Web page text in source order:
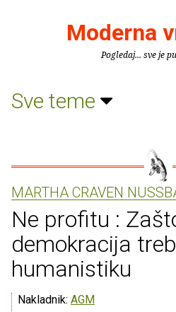
Moderna
Pogledaj... sve je
Sve teme
MARTHA CRAVEN
Ne profitu :
demokracija
humanistiku
Nakladnik: AGM